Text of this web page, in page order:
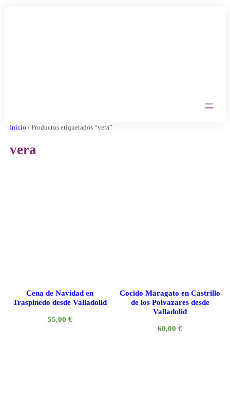
Inicio / Productos etiquetados “vera”
vera
Cena de Navidad en
Traspinedo desde Valladolid
55,00 €
Cocido Maragato en Castrillo
de los Polvazares desde
Valladolid
60,00€